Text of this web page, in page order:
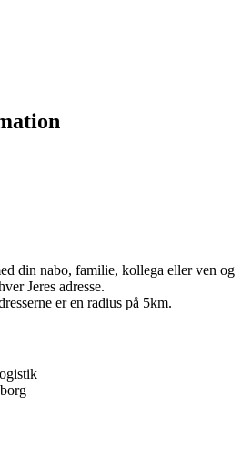
din nabo, familie, kollega eller ven og
Jeres adresse.
er en radius på 5km.